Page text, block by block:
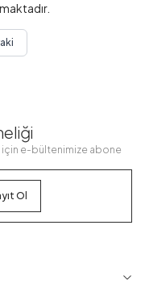
için e-bültenimize abone
Ol